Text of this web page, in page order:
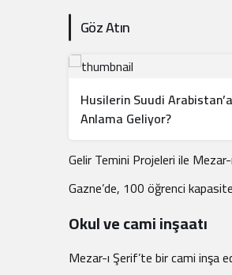
Göz Atın
Husilerin Suudi
Anlama Geliyor?
Gelir Temini Projeleri ile
Gazne’de, 100 öğrenci
Okul ve cami inşaatı
Mezar-ı Şerif’te bir cami inşa